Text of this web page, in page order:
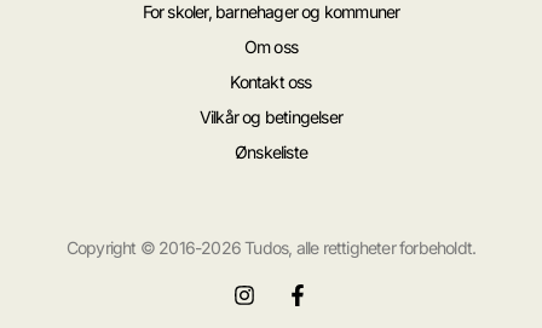
For skoler, barnehager og kommuner
Om oss
Kontakt oss
Vilkår og betingelser
Ønskeliste
Copyright © 2016-2026 Tudos, alle rettigheter forbeholdt.